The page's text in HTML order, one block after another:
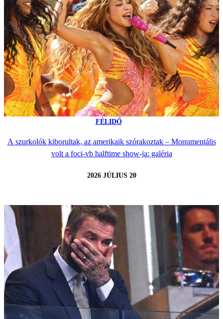
FÉLIDŐ
A szurkolók kiborultak, az amerikaik szórakoztak – Monumentális
volt a foci-vb halftime show-ja: galéria
2026 JÚLIUS 20